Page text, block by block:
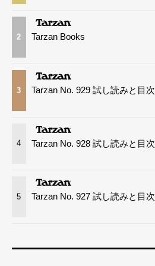
2 Tarzan Books
3 Tarzan No. 929 試し読みと目次
4 Tarzan No. 928 試し読みと目次
5 Tarzan No. 927 試し読みと目次